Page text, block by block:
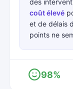
des
coût élevé
et de délais
points ne
98%